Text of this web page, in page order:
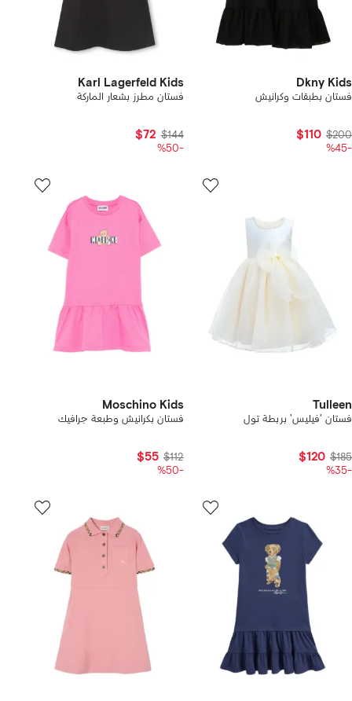
Dkny Kids
فستان بطبقات وكرانيش
$200
$110
-%45
Karl Lagerfeld Kids
فستان مطرز بشعار الماركة
$144
$72
-%50
Tulleen
فستان 'فيليس' بربطة تول
$185
$120
-%35
Moschino Kids
فستان بكرانيش وطبعة جرافيك
$112
$55
-%50